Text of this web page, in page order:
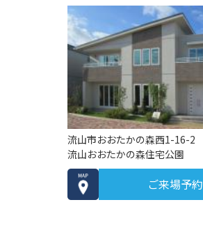
流山市おおたかの森西1-16-2
流山おおたかの森住宅公園
ご来場予約